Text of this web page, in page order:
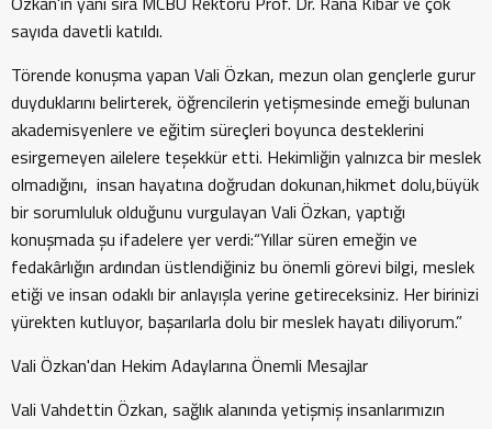
sayıda davetli katıldı.
Törende konuşma yapan Vali Özkan, mezun olan gençlerle gurur
duyduklarını belirterek, öğrencilerin yetişmesinde emeği bulunan
akademisyenlere ve eğitim süreçleri boyunca desteklerini
esirgemeyen ailelere teşekkür etti. Hekimliğin yalnızca bir meslek
olmadığını, insan hayatına doğrudan dokunan,hikmet dolu,büyük
bir sorumluluk olduğunu vurgulayan Vali Özkan, yaptığı
konuşmada şu ifadelere yer verdi:“Yıllar süren emeğin ve
fedakârlığın ardından üstlendiğiniz bu önemli görevi bilgi, meslek
etiği ve insan odaklı bir anlayışla yerine getireceksiniz. Her birinizi
yürekten kutluyor, başarılarla dolu bir meslek hayatı diliyorum.”
Vali Özkan'dan Hekim Adaylarına Önemli Mesajlar
Vali Vahdettin Özkan, sağlık alanında yetişmiş insanlarımızın